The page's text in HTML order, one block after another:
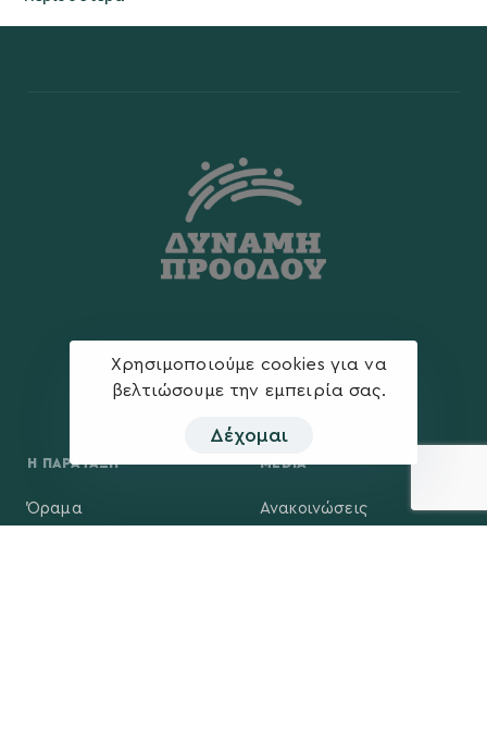
Η ΠΑΡΆΤΑΞΗ
Όραμα
MEDIA
Ανακοινώσεις
Χρησιμοποιούμε cookies για να
βελτιώσουμε την εμπειρία σας.
Δέχομαι